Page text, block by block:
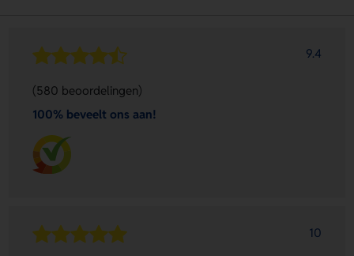
9.4
(580 beoordelingen)
100% beveelt ons aan!
10